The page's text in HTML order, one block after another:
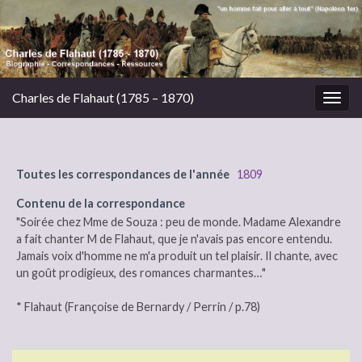
Charles de Flahaut (1785 – 1870)
Toutes les correspondances de l'année 1809
Contenu de la correspondance
"Soirée chez Mme de Souza : peu de monde. Madame Alexandre
a fait chanter M de Flahaut, que je n'avais pas encore entendu.
Jamais voix d'homme ne m'a produit un tel plaisir. Il chante, avec
un goût prodigieux, des romances charmantes…"
* Flahaut (Françoise de Bernardy / Perrin / p.78)